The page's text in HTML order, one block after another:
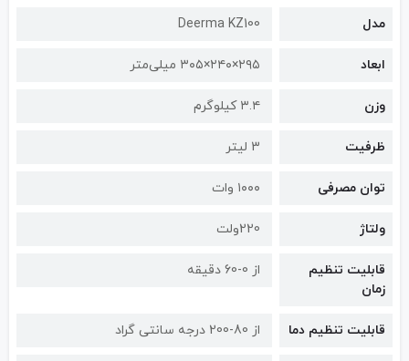
مدل Deerma KZ100
ابعاد ۲۹۵×۲۴۰×۳۰۵ میلی‌متر
وزن ۳.۴ کیلوگرم
ظرفیت 3 لیتر
توان مصرفی ۱۰۰۰ وات
ولتاژ 220ولت
قابلیت تنظیم
زمان
از 0-60 دقیقه
قابلیت تنظیم دما از 80-200 درجه سانتی گراد